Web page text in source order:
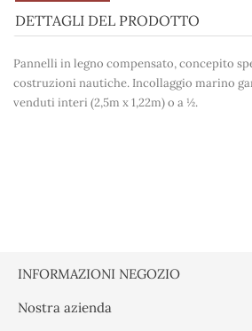
DETTAGLI DEL PRODOTTO
Pannelli in legno compensato, concepito
costruzioni nautiche. Incollaggio marino
venduti interi (2,5m x 1,22m) o a ½.
INFORMAZIONI NEGOZIO
Nostra azienda